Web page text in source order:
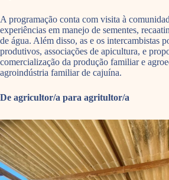
A programação conta com visita à
experiências em manejo de sementes,
de água. Além disso, as e os intercambistas
produtivos, associações de apicultura, e
comercialização da produção familiar e
agroindústria familiar de cajuína.
De agricultor/a para agritultor/a